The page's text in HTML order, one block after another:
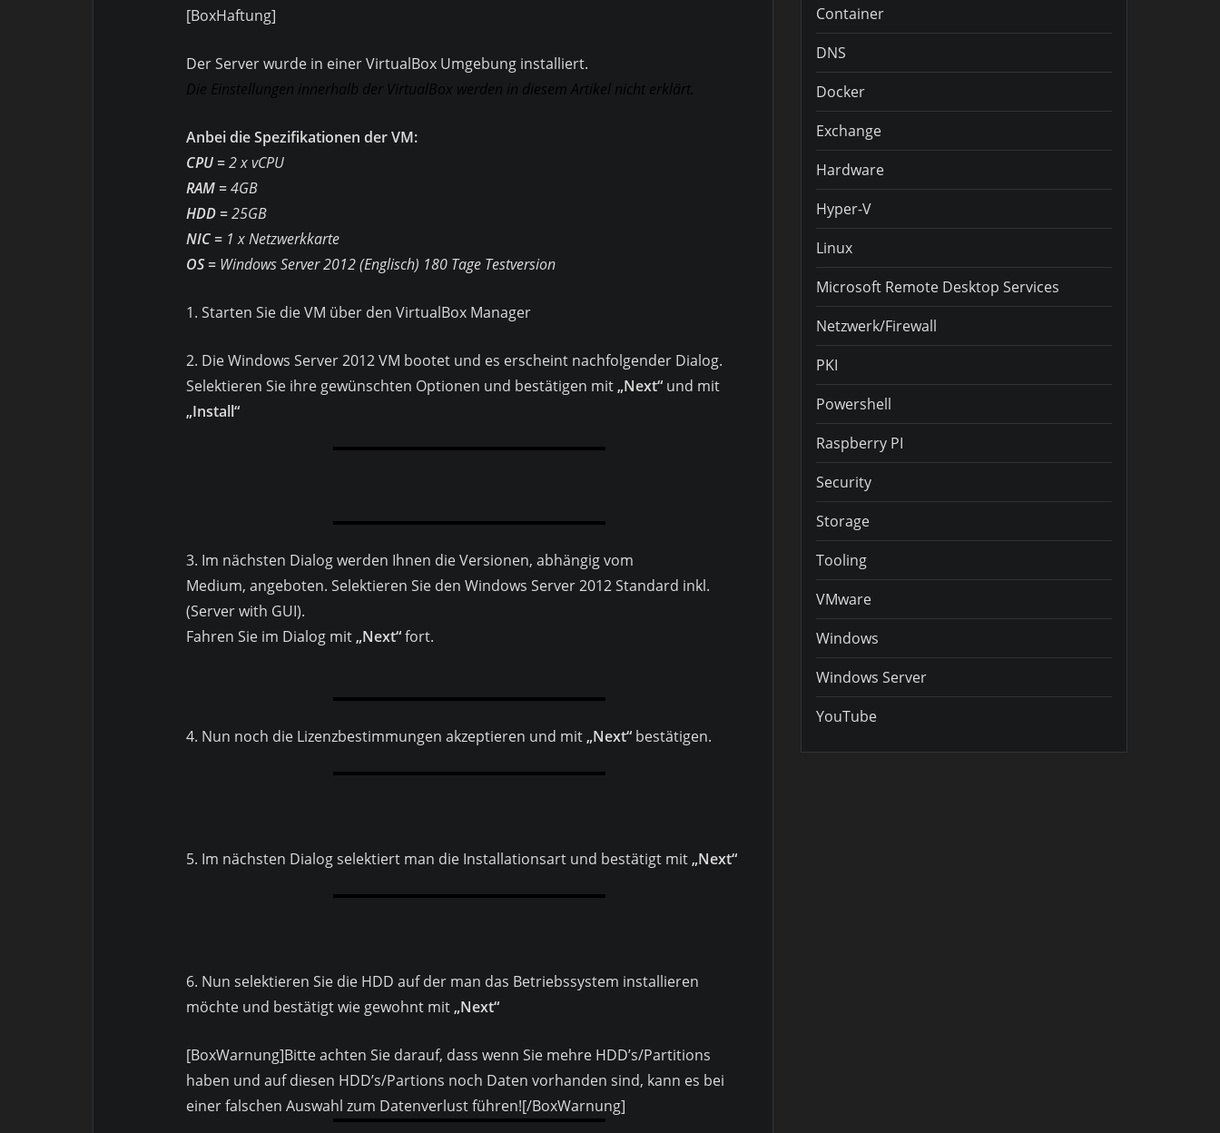
[BoxHaftung]
Der Server wurde in einer VirtualBox Umgebung installiert.
Die Einstellungen innerhalb der VirtualBox werden in diesem Artikel nicht erklärt.
Anbei die Spezifikationen der VM:
CPU =2 x vCPU
RAM =4GB
HDD =25GB
NIC = 1 x Netzwerkkarte
OS = Windows Server 2012 (Englisch) 180 Tage Testversion
1. Starten Sie die VM über den VirtualBox Manager
2. Die Windows Server 2012 VM bootet und es erscheint nachfolgender Dialog.
Selektieren Sie ihre gewünschten Optionen und bestätigen mit„Next“ und mit
„Install“
3. Im nächsten Dialog werden Ihnen die Versionen, abhängig vom
Medium, angeboten. Selektieren Sie den Windows Server 2012 Standard inkl.
(Server with GUI).
Fahren Sie im Dialog mit„Next“fort.
4. Nun noch die Lizenzbestimmungen akzeptieren und mit„Next“ bestätigen.
5. Im nächsten Dialog selektiert man die Installationsart und bestätigt mit„Next“
6. Nun selektieren Sie die HDD auf der man das Betriebssystem installieren
möchte und bestätigt wie gewohnt mit„Next“
[BoxWarnung]Bitte achten Sie darauf, dass wenn Sie mehre HDD’s/Partitions
haben und auf diesen HDD’s/Partions noch Daten vorhanden sind, kann es bei
einer falschen Auswahl zum Datenverlust führen![/BoxWarnung]
Container
DNS
Docker
Exchange
Hardware
Hyper-V
Linux
Microsoft Remote Desktop Services
Netzwerk/Firewall
PKI
Powershell
Raspberry PI
Security
Storage
Tooling
VMware
Windows
Windows Server
YouTube